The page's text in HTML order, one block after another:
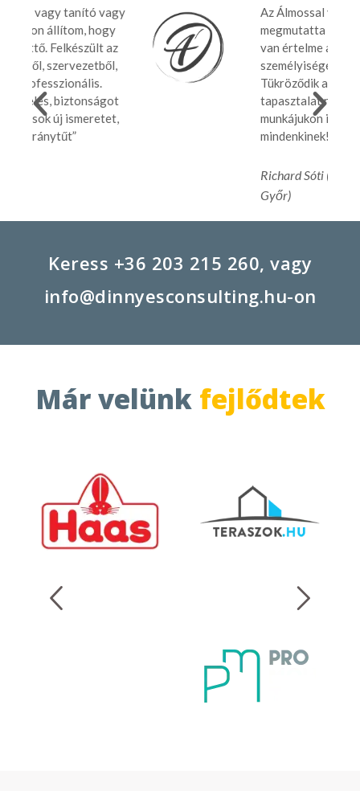
Az Álmossal való beszélgetés
megmutatta nekem, hogy mégis
van értelme a
személyiségelemzésnek.
Tükröződik a szakértelem és a
tapasztalat rajta, illetve a kiadott
munkájukon is. Jó szívvel ajánlom
Richard Sóti (Helyi idegenvezető,
Keress +36 203 215 260, vagy
info@dinnyesconsulting.hu-on
Már velünk fejlődtek